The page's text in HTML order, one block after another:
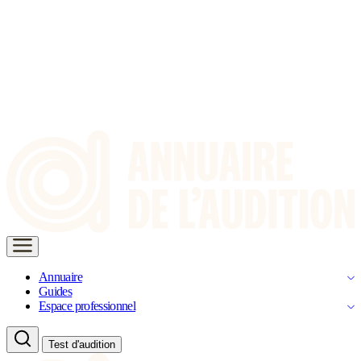
Annuaire
Guides
Espace professionnel
Test d'audition